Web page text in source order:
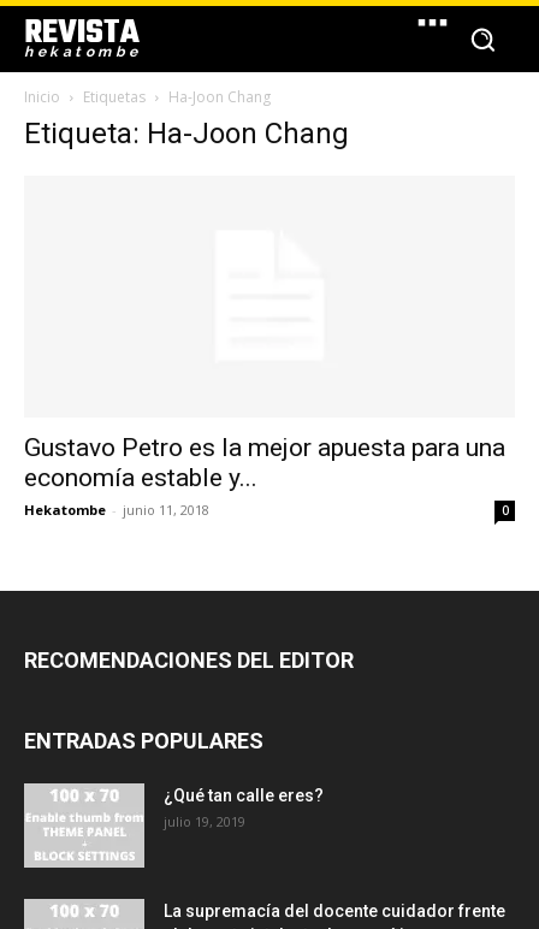
REVISTA
hekatombe
Inicio Etiquetas Ha-Joon Chang
Etiqueta: Ha-Joon Chang
Gustavo Petro es la mejor apuesta para una
economía estable y...
Hekatombe - junio 11, 2018 0
RECOMENDACIONES DEL EDITOR
ENTRADAS POPULARES
¿Qué tan calle eres?
julio 19, 2019
La supremacía del docente cuidador frente